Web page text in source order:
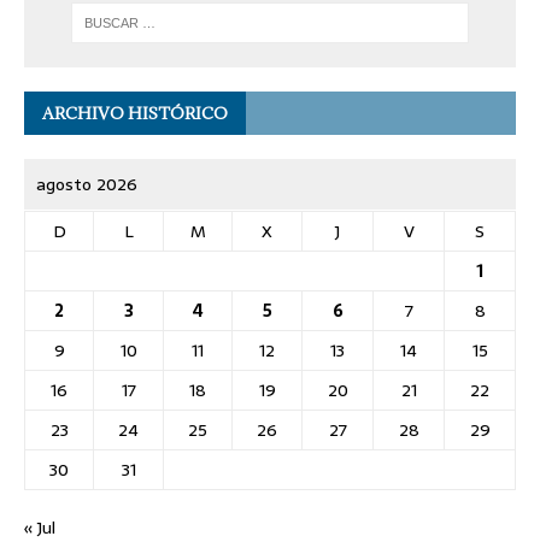
ARCHIVO HISTÓRICO
agosto 2026
D
L M X J V
S
1
2
3 4 5 6 7
8
9
10 11 12 13 14
15
16
17 18 19 20 21
22
23
24 25 26 27 28
29
30
31
« Jul